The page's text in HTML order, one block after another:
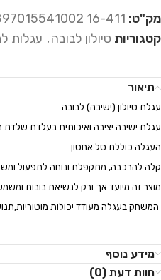
מק"ט: 16-411 4897015541002
קטגוריות טיולון לבובה, עגלות
תיאור
עגלת טיולון (ישיבה) לבובה
עגלת ישיבה יציבה ואיכותית בעלדת שלדת
העגלה כוללת סל אחסון
קלה להרכבה, מתקפלת ונוחה לתפעול
מוצר זה מיועד אך ורק לנשיאת בובות
המשחק בעגלה מעודד יכולות
מידע נוסף
חוות דעת (0)